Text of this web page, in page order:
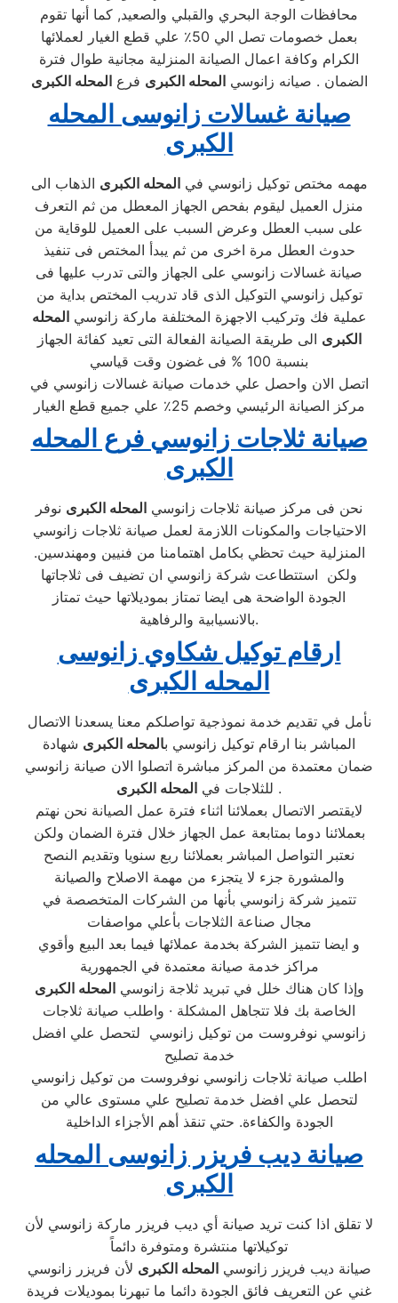
محافظات الوجة البحري والقبلي والصعيد, كما أنها تقوم
بعمل خصومات تصل الي 50٪ علي قطع الغيار لعملائها
الكرام وكافة اعمال الصيانة المنزلية مجانية طوال فترة
الضمان . صيانه زانوسيالمحله الكبرى فرعالمحله الكبرى
صيانة غسالات زانوسى المحله
الكبرى
مهمه مختص توكيل زانوسي فيالمحله الكبرى الذهاب الى
منزل العميل ليقوم بفحص الجهاز المعطل من ثم التعرف
على سبب العطل وعرض السبب على العميل للوقاية من
حدوث العطل مرة اخرى من ثم يبدأ المختص فى تنفيذ
صيانة غسالات زانوسي على الجهاز والتى تدرب عليها فى
توكيل زانوسي التوكيل الذى قاد تدريب المختص بداية من
عملية فك وتركيب الاجهزة المختلفة ماركة زانوسيالمحله
الكبرى الى طريقة الصيانة الفعالة التى تعيد كفائة الجهاز
بنسبة 100 % فى غضون وقت قياسي
اتصل الان واحصل علي خدمات صيانة غسالات زانوسي في
مركز الصيانة الرئيسي وخصم 25٪ علي جميع قطع الغيار
صيانة ثلاجات زانوسي فرع المحله
الكبرى
نحن فى مركز صيانة ثلاجات زانوسي المحله الكبرى نوفر
الاحتياجات والمكونات اللازمة لعمل صيانة ثلاجات زانوسي
المنزلية حيث تحظي بكامل اهتمامنا من فنيين ومهندسين.
ولكن استتطاعت شركة زانوسي ان تضيف فى ثلاجاتها
الجودة الواضحة هى ايضا تمتاز بموديلاتها حيث تمتاز
بالانسيابية والرفاهية.
ارقام توكيل شكاوي زانوسى
المحله الكبرى
نأمل في تقديم خدمة نموذجية تواصلكم معنا يسعدنا الاتصال
المباشر بنا ارقام توكيل زانوسي بالمحله الكبرى شهادة
ضمان معتمدة من المركز مباشرة اتصلوا الان صيانة زانوسي
للثلاجات في المحله الكبرى
.
لايقتصر الاتصال بعملائنا اثناء فترة عمل الصيانة نحن نهتم
بعملائنا دوما بمتابعة عمل الجهاز خلال فترة الضمان ولكن
نعتبر التواصل المباشر بعملائنا ربع سنويا وتقديم النصح
والمشورة جزء لا يتجزء من مهمة الاصلاح والصيانة
تتميز شركة زانوسي بأنها من الشركات المتخصصة في
مجال صناعة الثلاجات بأعلي مواصفات
و ايضا تتميز الشركة بخدمة عملائها فيما بعد البيع وأقوي
مراكز خدمة صيانة معتمدة في الجمهورية
وإذا كان هناك خلل في تبريد ثلاجة زانوسيالمحله الكبرى
الخاصة بك فلا تتجاهل المشكلة · واطلب صيانة ثلاجات
زانوسي نوفروست من توكيل زانوسي لتحصل علي افضل
خدمة تصليح
اطلب صيانة ثلاجات زانوسي نوفروست من توكيل زانوسي
لتحصل علي افضل خدمة تصليح علي مستوى عالي من
الجودة والكفاءة. حتي تنقذ أهم الأجزاء الداخلية
صيانة ديب فريزر زانوسى المحله
الكبرى
لا تقلق اذا كنت تريد صيانة أي ديب فريزر ماركة زانوسي لأن
توكيلاتها منتشرة ومتوفرة دائماً
صيانة ديب فريزر زانوسيالمحله الكبرى لأن فريزر زانوسي
غني عن التعريف فائق الجودة دائما ما تبهرنا بموديلات فريدة